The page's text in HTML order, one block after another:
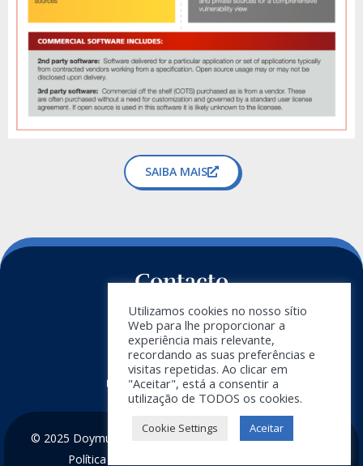
SAIBA MAIS
Contacto
+34 911 788 540
info@doymus.com
Boletim informativo
© 2025 Doymus Software and Engineering -Aviso Legal
Política de Privacidade
Utilizamos cookies no nosso sítio
Web para lhe proporcionar a
experiência mais relevante,
recordando as suas preferências e
visitas repetidas. Ao clicar em
"Aceitar", está a consentir a
utilização de TODOS os cookies.
Cookie Settings Aceitar